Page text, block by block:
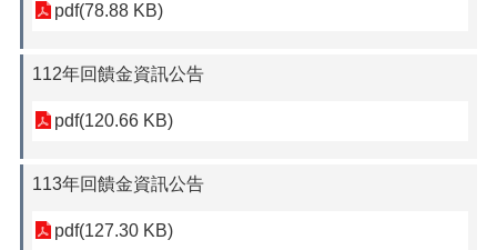
pdf(78.88 KB)
112年回饋金資訊公告
pdf(120.66 KB)
113年回饋金資訊公告
pdf(127.30 KB)